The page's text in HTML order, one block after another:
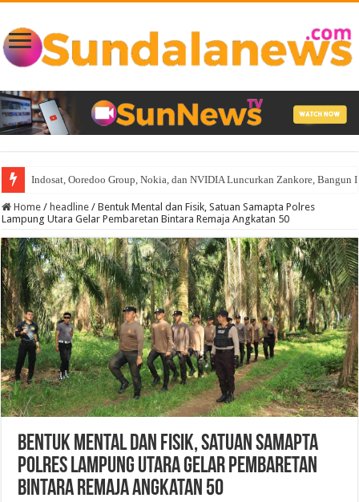
Indosat, Ooredoo Group, Nokia, dan NVIDIA Luncurkan Zankore, Bangun
Home / headline / Bentuk Mental dan Fisik, Satuan Samapta Polres
Lampung Utara Gelar Pembaretan Bintara Remaja Angkatan 50
Bentuk Mental dan Fisik, Satuan Samapta
Polres Lampung Utara Gelar Pembaretan
Bintara Remaja Angkatan 50